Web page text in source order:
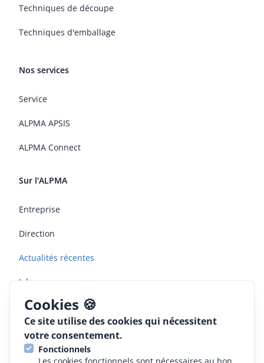
Cookies 🍪
Ce site utilise des cookies qui nécessitent
votre consentement.
Fonctionnels
Techniques de découpe
Techniques d'emballage
Nos services
Service
ALPMA APSIS
ALPMA Connect
Sur l'ALPMA
Entreprise
Direction
Actualités récentes
Jobs
Informations légales
CGV